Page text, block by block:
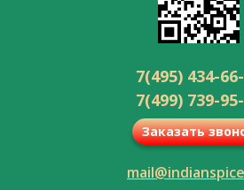
7(495) 434-
7(499) 739-
Заказать